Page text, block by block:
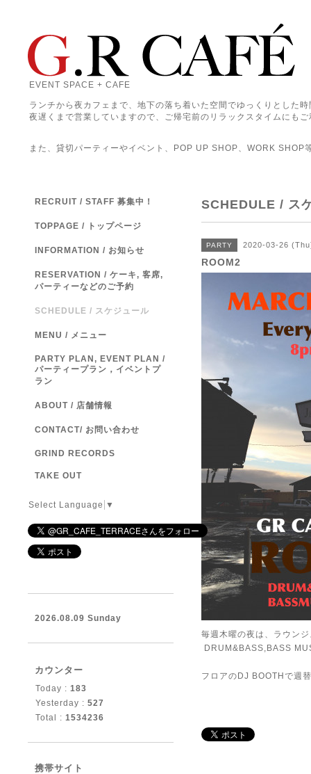
EVENT SPACE + CAFE
ランチから夜カフェまで、地下の落ち着いた空間でゆっくりとした
夜遅くまで営業していますので、ご帰宅前のリラックスタイムにも
また、貸切パーティーやイベント、POP UP SHOP、WORK SHOP
SCHEDULE / ス
PARTY 2020-03-26
ROOM2
毎週木曜の夜は、ラウン
DRUM&BASS,BASS
フロアのDJ BOOTHで週
RECRUIT / STAFF 募集中！
TOPPAGE / トップページ
INFORMATION / お知らせ
RESERVATION / ケーキ, 客席,
パーティーなどのご予約
SCHEDULE / スケジュール
MENU / メニュー
PARTY PLAN, EVENT PLAN /
パーティープラン，イベントプ
ラン
ABOUT / 店舗情報
CONTACT/ お問い合わせ
GRIND RECORDS
TAKE OUT
Select Language ▼
2026.08.09 Sunday
カウンター
Today : 183
Yesterday : 527
Total : 1534236
携帯サイト